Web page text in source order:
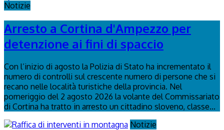
Notizie
Arresto a Cortina d'Ampezzo per
detenzione ai fini di spaccio
Con l’inizio di agosto la Polizia di Stato ha incrementato il
numero di controlli sul crescente numero di persone che si
recano nelle località turistiche della provincia. Nel
pomeriggio del 2 agosto 2026 la volante del Commissariato
di Cortina ha tratto in arresto un cittadino sloveno, classe...
Notizie